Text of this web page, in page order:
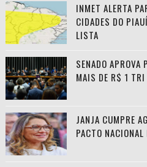
INMET ALERTA
CIDADES DO
LISTA
SENADO APROVA
MAIS DE R$ 1 TRI
JANJA CUMPRE
PACTO